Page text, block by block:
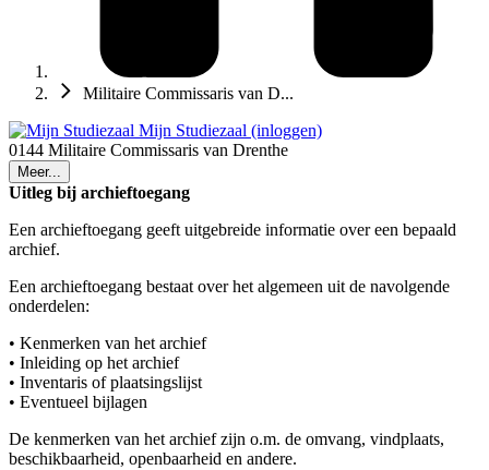
Militaire Commissaris van D...
Mijn Studiezaal (inloggen)
0144 Militaire Commissaris van Drenthe
Meer...
Uitleg bij archieftoegang
Een archieftoegang geeft uitgebreide informatie over een bepaald
archief.
Een archieftoegang bestaat over het algemeen uit de navolgende
onderdelen:
• Kenmerken van het archief
• Inleiding op het archief
• Inventaris of plaatsingslijst
• Eventueel bijlagen
De kenmerken van het archief zijn o.m. de omvang, vindplaats,
beschikbaarheid, openbaarheid en andere.